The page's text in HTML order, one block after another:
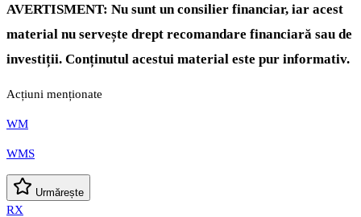
AVERTISMENT: Nu sunt un consilier financiar, iar acest
material nu servește drept recomandare financiară sau de
investiții. Conținutul acestui material este pur informativ.
Acțiuni menționate
WM
WMS
Urmărește
RX